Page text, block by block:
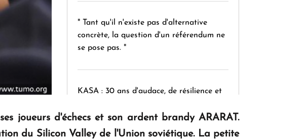
" Tant qu'il n'existe pas d'alternative
concrète, la question d'un référendum ne
se pose pas. "
KASA : 30 ans d'audace, de résilience et
joueurs d'échecs et son ardent brandy ARARAT.
du Silicon Valley de l'Union soviétique. La petite